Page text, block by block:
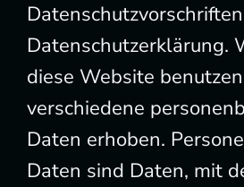
Datenschutzerklärung.
diese Website
verschiedene
Daten erhoben.
Daten sind Daten, mit